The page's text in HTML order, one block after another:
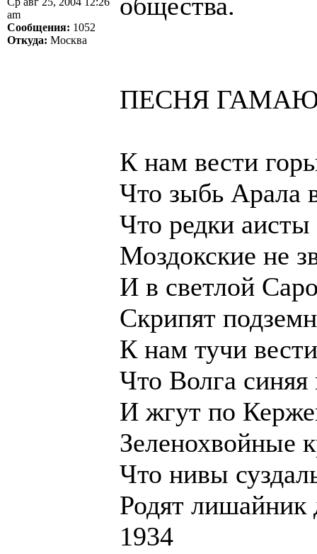
am
Сообщения: 1052
Откуда: Москва
ПЕСНЯ
К нам вести
Что зыбь Арала
Что редки
Моздокские не
И в светлой
Скрипят
К нам тучи
Что Волга синяя
И жгут по
Зеленохвойные
Что нивы
Родят лишайник
1934